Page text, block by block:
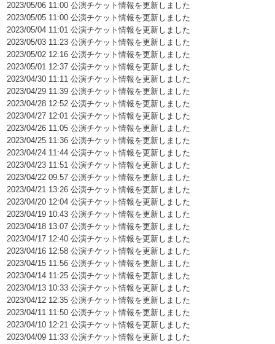
2023/05/06 11:00 公演チケット情報を更新しました
2023/05/05 11:00 公演チケット情報を更新しました
2023/05/04 11:01 公演チケット情報を更新しました
2023/05/03 11:23 公演チケット情報を更新しました
2023/05/02 12:16 公演チケット情報を更新しました
2023/05/01 12:37 公演チケット情報を更新しました
2023/04/30 11:11 公演チケット情報を更新しました
2023/04/29 11:39 公演チケット情報を更新しました
2023/04/28 12:52 公演チケット情報を更新しました
2023/04/27 12:01 公演チケット情報を更新しました
2023/04/26 11:05 公演チケット情報を更新しました
2023/04/25 11:36 公演チケット情報を更新しました
2023/04/24 11:44 公演チケット情報を更新しました
2023/04/23 11:51 公演チケット情報を更新しました
2023/04/22 09:57 公演チケット情報を更新しました
2023/04/21 13:26 公演チケット情報を更新しました
2023/04/20 12:04 公演チケット情報を更新しました
2023/04/19 10:43 公演チケット情報を更新しました
2023/04/18 13:07 公演チケット情報を更新しました
2023/04/17 12:40 公演チケット情報を更新しました
2023/04/16 12:58 公演チケット情報を更新しました
2023/04/15 11:56 公演チケット情報を更新しました
2023/04/14 11:25 公演チケット情報を更新しました
2023/04/13 10:33 公演チケット情報を更新しました
2023/04/12 12:35 公演チケット情報を更新しました
2023/04/11 11:50 公演チケット情報を更新しました
2023/04/10 12:21 公演チケット情報を更新しました
2023/04/09 11:33 公演チケット情報を更新しました